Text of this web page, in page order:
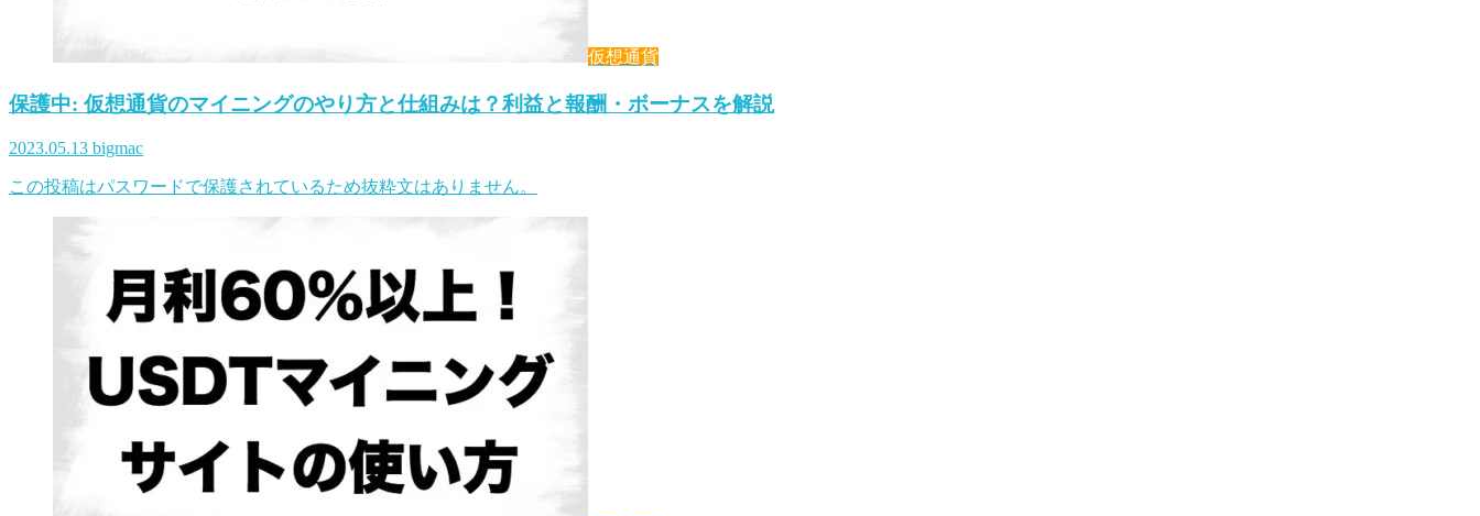
仮想通貨
保護中: 仮想通貨のマイニングのやり方と仕組みは？利益と報酬・ボーナスを解説
2023.05.13 bigmac
この投稿はパスワードで保護されているため抜粋文はありません。